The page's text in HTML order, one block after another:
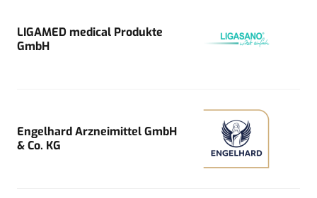
LIGAMED medical Produkte
GmbH
Engelhard Arzneimittel GmbH
& Co. KG